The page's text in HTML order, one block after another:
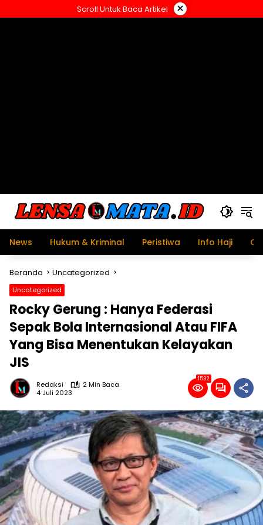
ke
Scroll Untuk Baca Artikel ×
News Hukum & Kriminal Peristiwa Info Haji
Beranda Uncategorized
Uncategorized
Rocky Gerung : Hanya Federasi
Sepak Bola Internasional Atau FIFA
Yang Bisa Menentukan Kelayakan
JIS
Redaksi
2 Min Baca
4 Juli 2023
1532